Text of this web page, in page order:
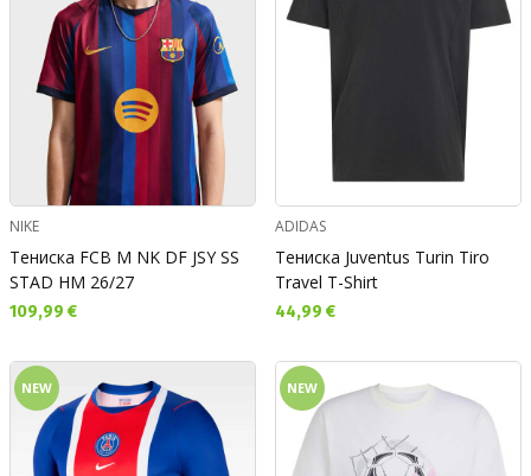
NIKE
Тениска FCB M NK DF JSY SS
STAD HM 26/27
Текуща цена:
109,99 €
ADIDAS
Тениска Juventus Turin Tiro
Travel T-Shirt
Текуща цена:
44,99 €
NEW NEW